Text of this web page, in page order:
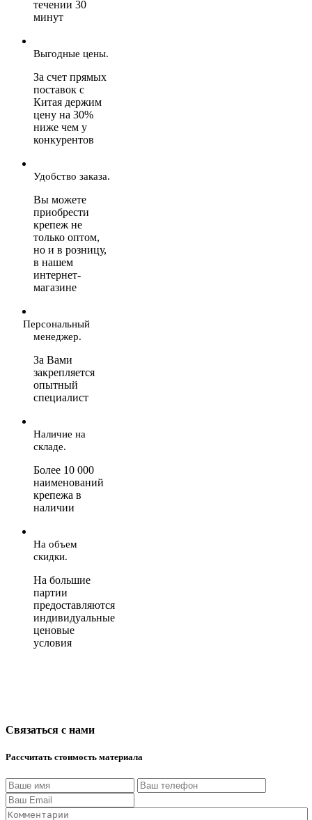
течении 30
минут
Выгодные цены.
За счет прямых
поставок с
Китая держим
цену на 30%
ниже чем у
конкурентов
Удобство заказа.
Вы можете
приобрести
крепеж не
только оптом,
но и в розницу,
в нашем
интернет-
магазине
Персональный
менеджер.
За Вами
закрепляется
опытный
специалист
Наличие на
складе.
Более 10 000
наименований
крепежа в
наличии
На объем
скидки.
На большие
партии
предоставляются
индивидуальные
ценовые
условия
Связаться с нами
Рассчитать стоимость материала